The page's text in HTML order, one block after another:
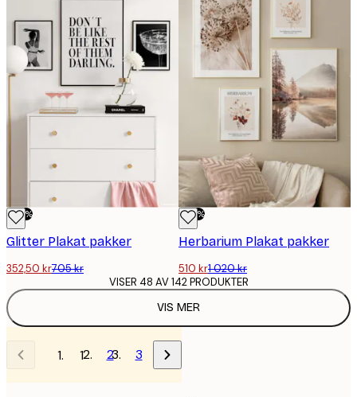
-50%
Glitter Plakat pakker
352,50 kr705 kr
-50%
Herbarium Plakat pakker
510 kr1 020 kr
VIS MER
VISER 48 AV 142 PRODUKTER
1 2 3